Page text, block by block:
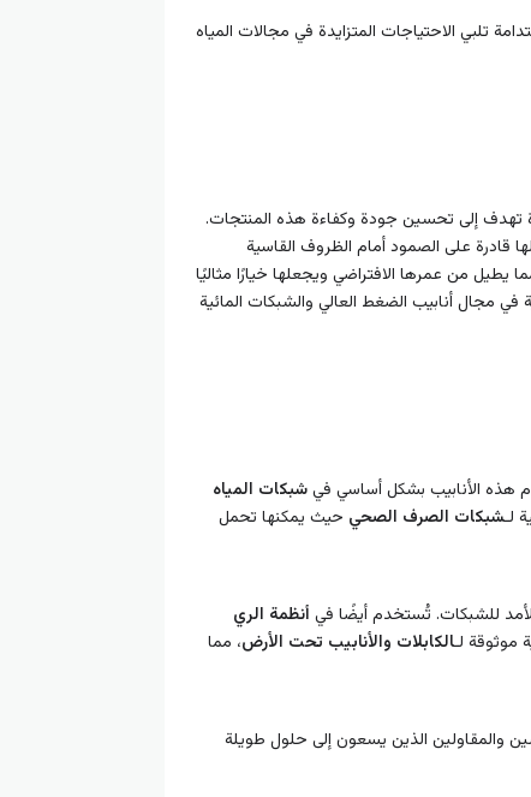
تلبي الاحتياجات المتزايدة في مجالات المياه
تهدف إلى تحسين جودة وكفاءة هذه المنتجات.
على الصمود أمام الظروف القاسية
يطيل من عمرها الافتراضي ويجعلها خيارًا مثاليًا
في مجال أنابيب الضغط العالي والشبكات المائية
هذه الأنابيب بشكل أساسي فيشبكات المياه
لـشبكات الصرف الصحي حيث يمكنها تحمل
للشبكات. تُستخدم أيضًا في أنظمة الري
موثوقة لـالكابلات والأنابيب تحت الأرض، مما
والمقاولين الذين يسعون إلى حلول طويلة